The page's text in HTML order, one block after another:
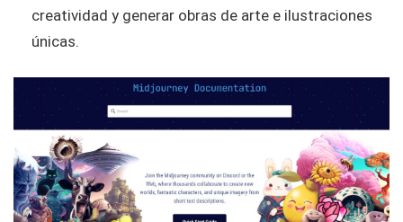
creatividad y generar obras de arte e ilustraciones
únicas.